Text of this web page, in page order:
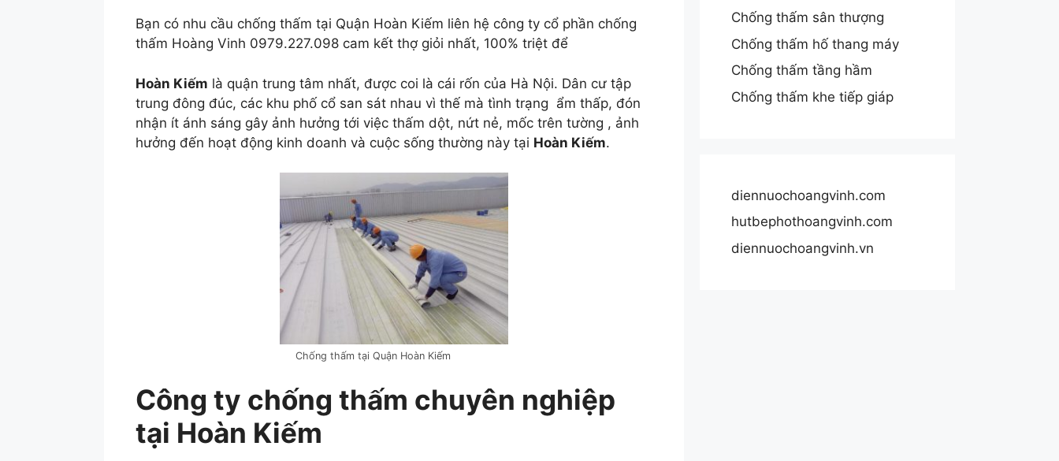
Bạn có nhu cầu chống thấm tại Quận Hoàn Kiếm liên hệ công ty cổ phần chống
thấm Hoàng Vinh 0979.227.098 cam kết thợ giỏi nhất, 100% triệt để
Hoàn Kiếm là quận trung tâm nhất, được coi là cái rốn của Hà Nội. Dân cư tập
trung đông đúc, các khu phố cổ san sát nhau vì thế mà tình trạng ẩm thấp, đón
nhận ít ánh sáng gây ảnh hưởng tới việc thấm dột, nứt nẻ, mốc trên tường , ảnh
hưởng đến hoạt động kinh doanh và cuộc sống thường này tại Hoàn Kiếm.
Chống thấm tại Quận Hoàn Kiếm
Công ty chống thấm chuyên nghiệp
tại Hoàn Kiếm
Chống thấm sân thượng
Chống thấm hố thang máy
Chống thấm tầng hầm
Chống thấm khe tiếp giáp
diennuochoangvinh.com
hutbephothoangvinh.com
diennuochoangvinh.vn